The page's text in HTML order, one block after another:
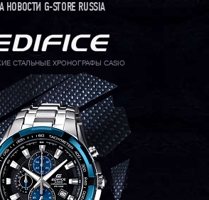
НОВОСТИ G-STORE RUSSIA
СТАЛЬНЫЕ ХРОНОГРАФЫ CASIO